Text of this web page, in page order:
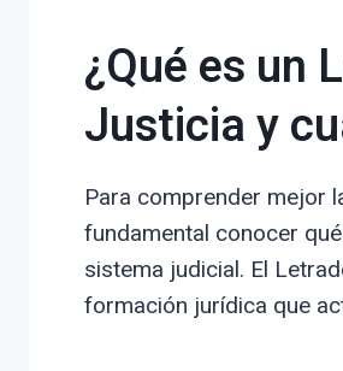
¿Qué es un
Justicia y
Para comprender mejor
fundamental conocer
sistema judicial. El
formación jurídica que